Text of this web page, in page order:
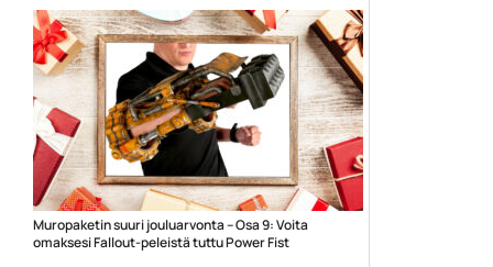
Emolevyt
Muropaketin suuri jouluarvonta – Osa 9: Voita
omaksesi Fallout-peleistä tuttu Power Fist